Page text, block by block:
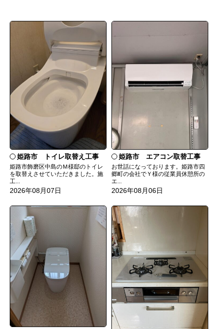
姫路市 トイレ取替え工事
姫路市飾磨区中島のＭ様邸のトイレ
を取替えさせていただきました。施
工...
2026年08月07日
姫路市 エアコン取替工事
お世話になっております。姫路市四
郷町の会社でＹ様の従業員休憩所の
エ...
2026年08月06日